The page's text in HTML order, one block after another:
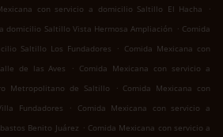
con servicio a domicilio Saltillo El Hacha
.
domicilio Saltillo Vista Hermosa Ampliación . Comida
Saltillo Los Fundadores
. Comida Mexicana con
de las Aves
. Comida Mexicana con servicio a
Metropolitano de Saltillo
. Comida Mexicana con
Fundadores
.
Comida Mexicana con servicio a
Benito Juárez . Comida Mexicana con servicio a